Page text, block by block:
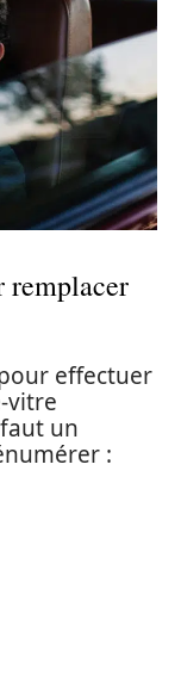
remplacer
effectuer
vitre
un
: